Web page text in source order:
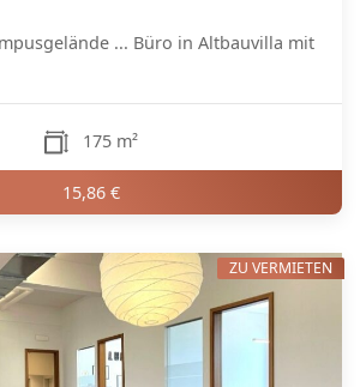
... Büro in Altbauvilla mit
175 m²
15,86 €
ZU VERMIETEN